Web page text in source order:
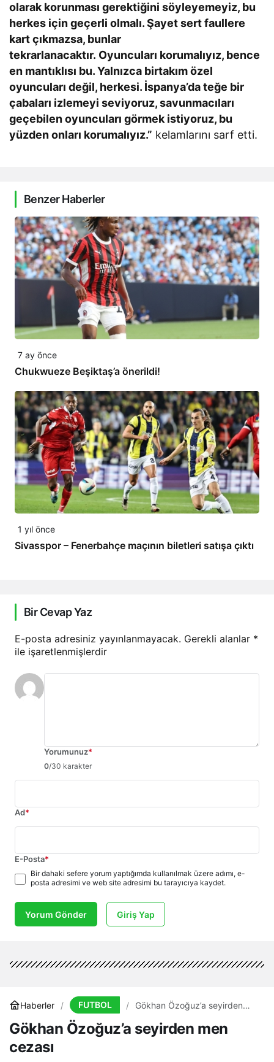
olarak korunması gerektiğini söyleyemeyiz, bu
herkes için geçerli olmalı. Şayet sert faullere
kart çıkmazsa, bunlar
tekrarlanacaktır. Oyuncuları korumalıyız, bence
en mantıklısı bu. Yalnızca birtakım özel
oyuncuları değil, herkesi. İspanya’da teğe bir
çabaları izlemeyi seviyoruz, savunmacıları
geçebilen oyuncuları görmek istiyoruz, bu
yüzden onları korumalıyız.” kelamlarını sarf etti.
Benzer Haberler
7 ay önce
Chukwueze Beşiktaş’a önerildi!
1 yıl önce
Sivasspor – Fenerbahçe maçının biletleri satışa çıktı
Bir Cevap Yaz
E-posta adresiniz yayınlanmayacak. Gerekli alanlar *
ile işaretlenmişlerdir
Yorumunuz*
0/30 karakter
Ad*
E-Posta*
Bir dahaki sefere yorum yaptığımda kullanılmak üzere adımı, e-
posta adresimi ve web site adresimi bu tarayıcıya kaydet.
Yorum Gönder Giriş Yap
Haberler FUTBOL
Gökhan Özoğuz’a seyirden
Gökhan Özoğuz’a seyirden men
cezası